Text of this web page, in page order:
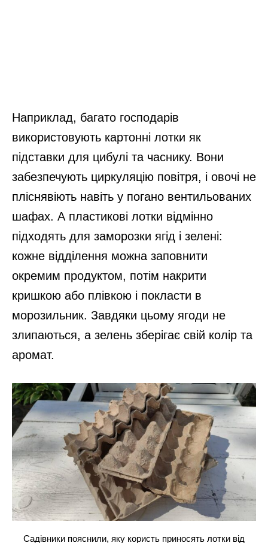
Наприклад, багато господарів
використовують картонні лотки як
підставки для цибулі та часнику. Вони
забезпечують циркуляцію повітря, і овочі не
пліснявіють навіть у погано вентильованих
шафах. А пластикові лотки відмінно
підходять для заморозки ягід і зелені:
кожне відділення можна заповнити
окремим продуктом, потім накрити
кришкою або плівкою і покласти в
морозильник. Завдяки цьому ягоди не
злипаються, а зелень зберігає свій колір та
аромат.
Садівники пояснили, яку користь приносять лотки від